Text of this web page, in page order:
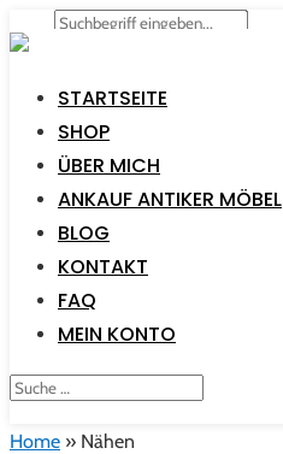
STARTSEITE
SHOP
ÜBER MICH
ANKAUF ANTIKER MÖBEL
BLOG
KONTAKT
FAQ
MEIN KONTO
Home » Nähen